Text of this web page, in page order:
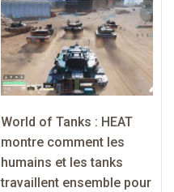
World of Tanks : HEAT
montre comment les
humains et les tanks
travaillent ensemble pour